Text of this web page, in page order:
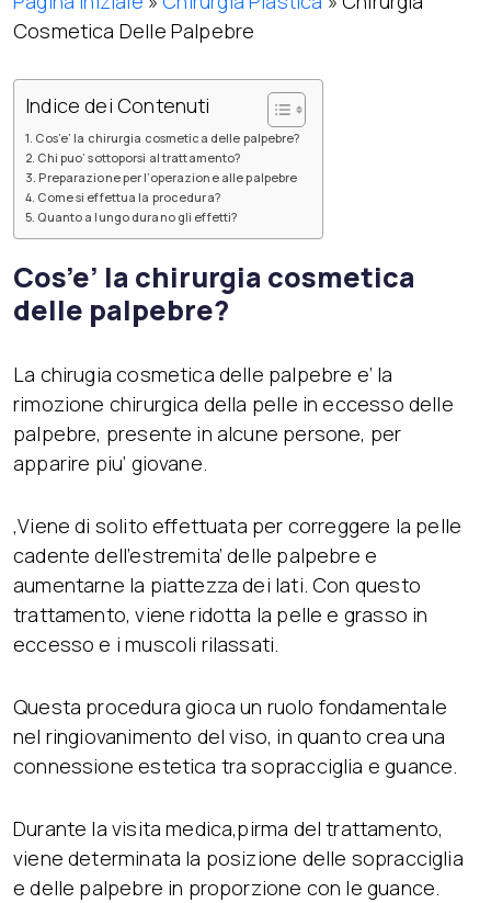
Cosmetica Delle Palpebre
Indice dei Contenuti
Cos’e’ la chirurgia cosmetica delle palpebre?
Chi puo’ sottoporsi al trattamento?
Preparazione per l’operazione alle palpebre
Come si effettua la procedura?
Quanto a lungo durano gli effetti?
Cos’e’ la chirurgia cosmetica
delle palpebre?
La chirugia cosmetica delle palpebre e’ la
rimozione chirurgica della pelle in eccesso delle
palpebre, presente in alcune persone, per
apparire piu’ giovane.
,Viene di solito effettuata per correggere la pelle
cadente dell’estremita’ delle palpebre e
aumentarne la piattezza dei lati. Con questo
trattamento, viene ridotta la pelle e grasso in
eccesso e i muscoli rilassati.
Questa procedura gioca un ruolo fondamentale
nel ringiovanimento del viso, in quanto crea una
connessione estetica tra sopracciglia e guance.
Durante la visita medica,pirma del trattamento,
viene determinata la posizione delle sopracciglia
e delle palpebre in proporzione con le guance.